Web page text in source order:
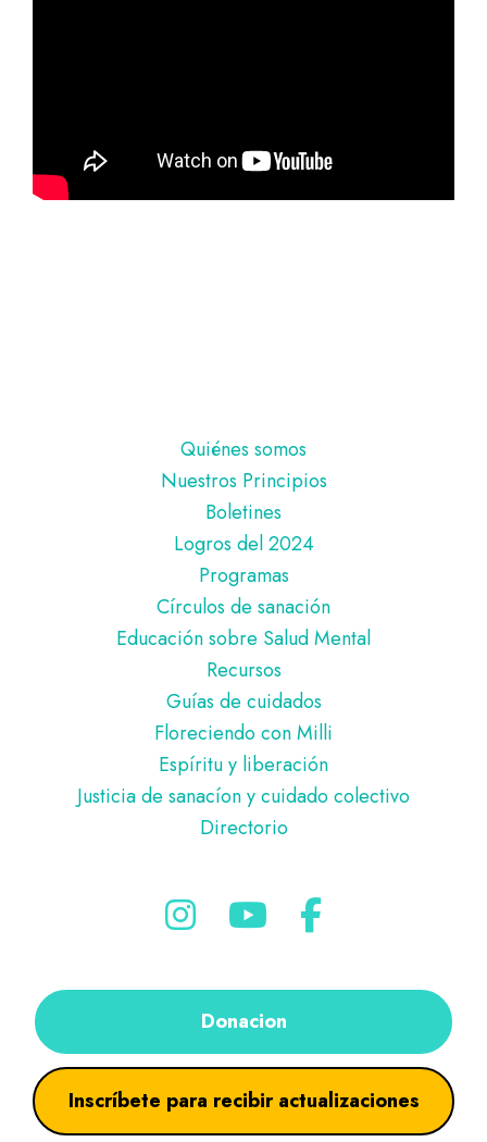
Quiénes somos
Nuestros Principios
Boletines
Logros del 2024
Programas
Círculos de sanación
Educación sobre Salud Mental
Recursos
Guías de cuidados
Floreciendo con Milli
Espíritu y liberación
Justicia de sanacíon y cuidado colectivo
Directorio
Donacion
Inscríbete para recibir actualizaciones